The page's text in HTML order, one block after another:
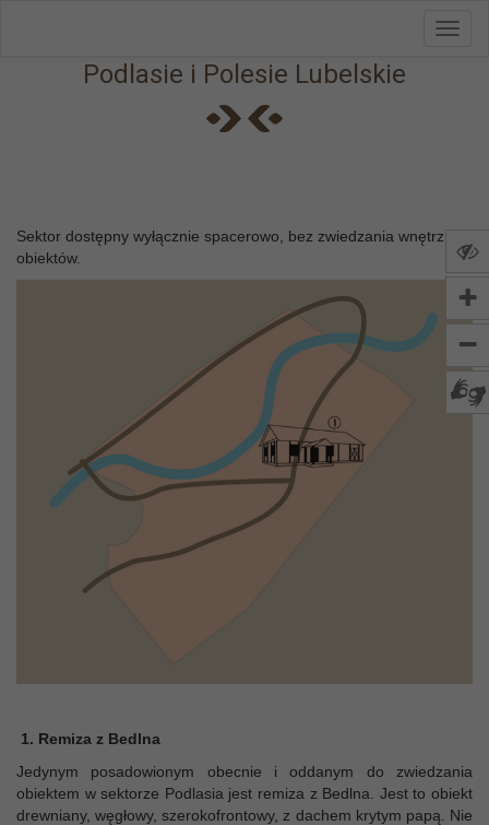
Podlasie i Polesie Lubelskie
Sektor dostępny wyłącznie spacerowo, bez zwiedzania wnętrz
obiektów.
1. Remiza z Bedlna
Jedynym posadowionym obecnie i oddanym do zwiedzania
obiektem w sektorze Podlasia jest remiza z Bedlna. Jest to obiekt
drewniany, węgłowy, szerokofrontowy, z dachem krytym papą. Nie